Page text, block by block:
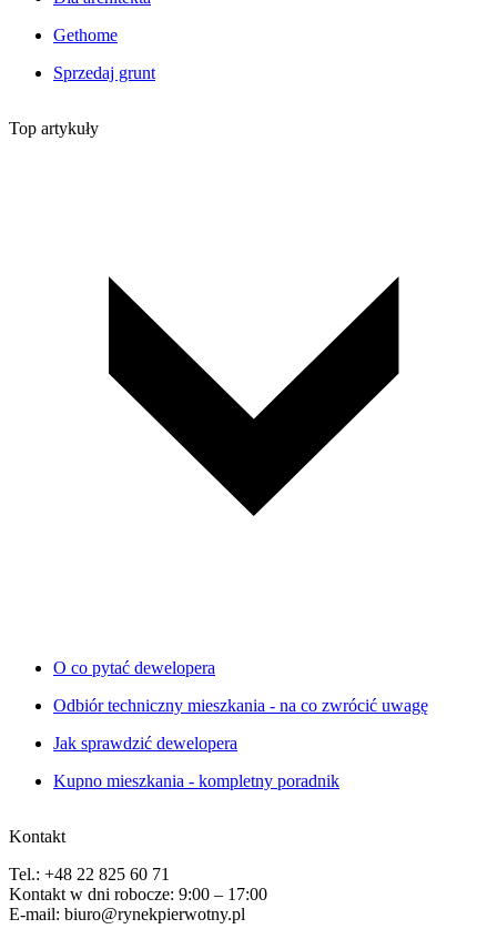
Gethome
Sprzedaj grunt
Top artykuły
O co pytać dewelopera
Odbiór techniczny mieszkania - na co zwrócić uwagę
Jak sprawdzić dewelopera
Kupno mieszkania - kompletny poradnik
Kontakt
Tel.: +48 22 825 60 71
Kontakt w dni robocze: 9:00 – 17:00
E-mail: biuro@rynekpierwotny.pl